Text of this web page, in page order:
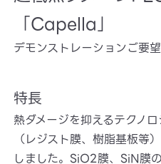
「Capella」
デモンストレーションご要望
特長
熱ダメージを抑えるテクノ
（レジスト膜、樹脂基板等
しました。SiO2膜、SiN膜